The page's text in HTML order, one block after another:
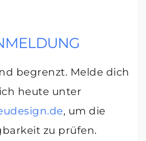
begrenzt. Melde dich
heute unter
, um die
zu prüfen.